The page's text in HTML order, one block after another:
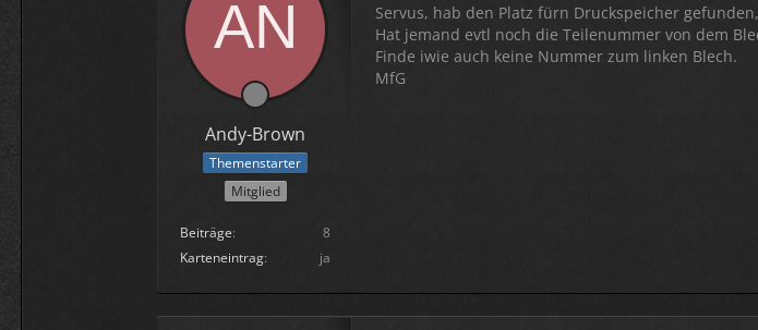
Andy-Brown
Themenstarter
Mitglied
Beiträge
8
Karteneintrag
ja
Servus, hab den Platz fürn Druckspeicher
Hat jemand evtl noch die Teilenummer von dem
Finde iwie auch keine Nummer zum linken Blech.
MfG